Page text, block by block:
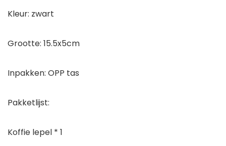
Kleur: zwart
Grootte: 15.5x5cm
Inpakken: OPP tas
Pakketlijst:
Koffie lepel * 1